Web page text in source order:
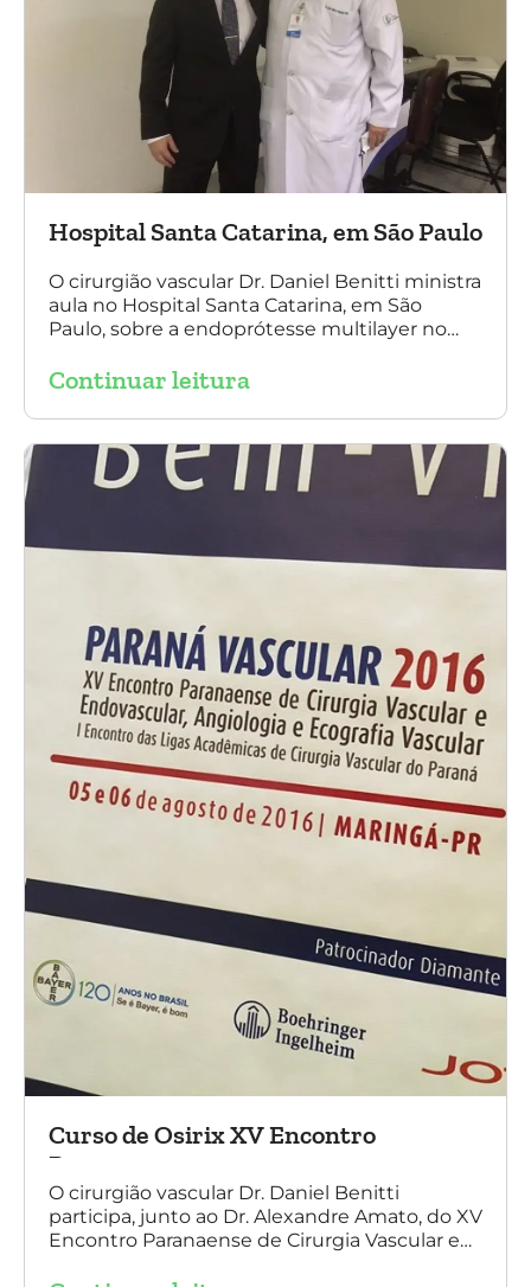
Hospital Santa Catarina, em São Paulo
O cirurgião vascular Dr. Daniel Benitti ministra
aula no Hospital Santa Catarina, em São
Paulo, sobre a endoprótesse multilayer no
experiência nacional e mundial com esta
Daniel Benitti e à direita Dr. Carlos Alberto
Fernandes Costa)
Continuar leitura
Curso de Osirix XV Encontro
Paranaense
O cirurgião vascular Dr. Daniel Benitti
participa, junto ao Dr. Alexandre Amato, do XV
Encontro Paranaense de Cirurgia Vascular e